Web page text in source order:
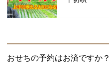
おせちの予約はお済ですか？